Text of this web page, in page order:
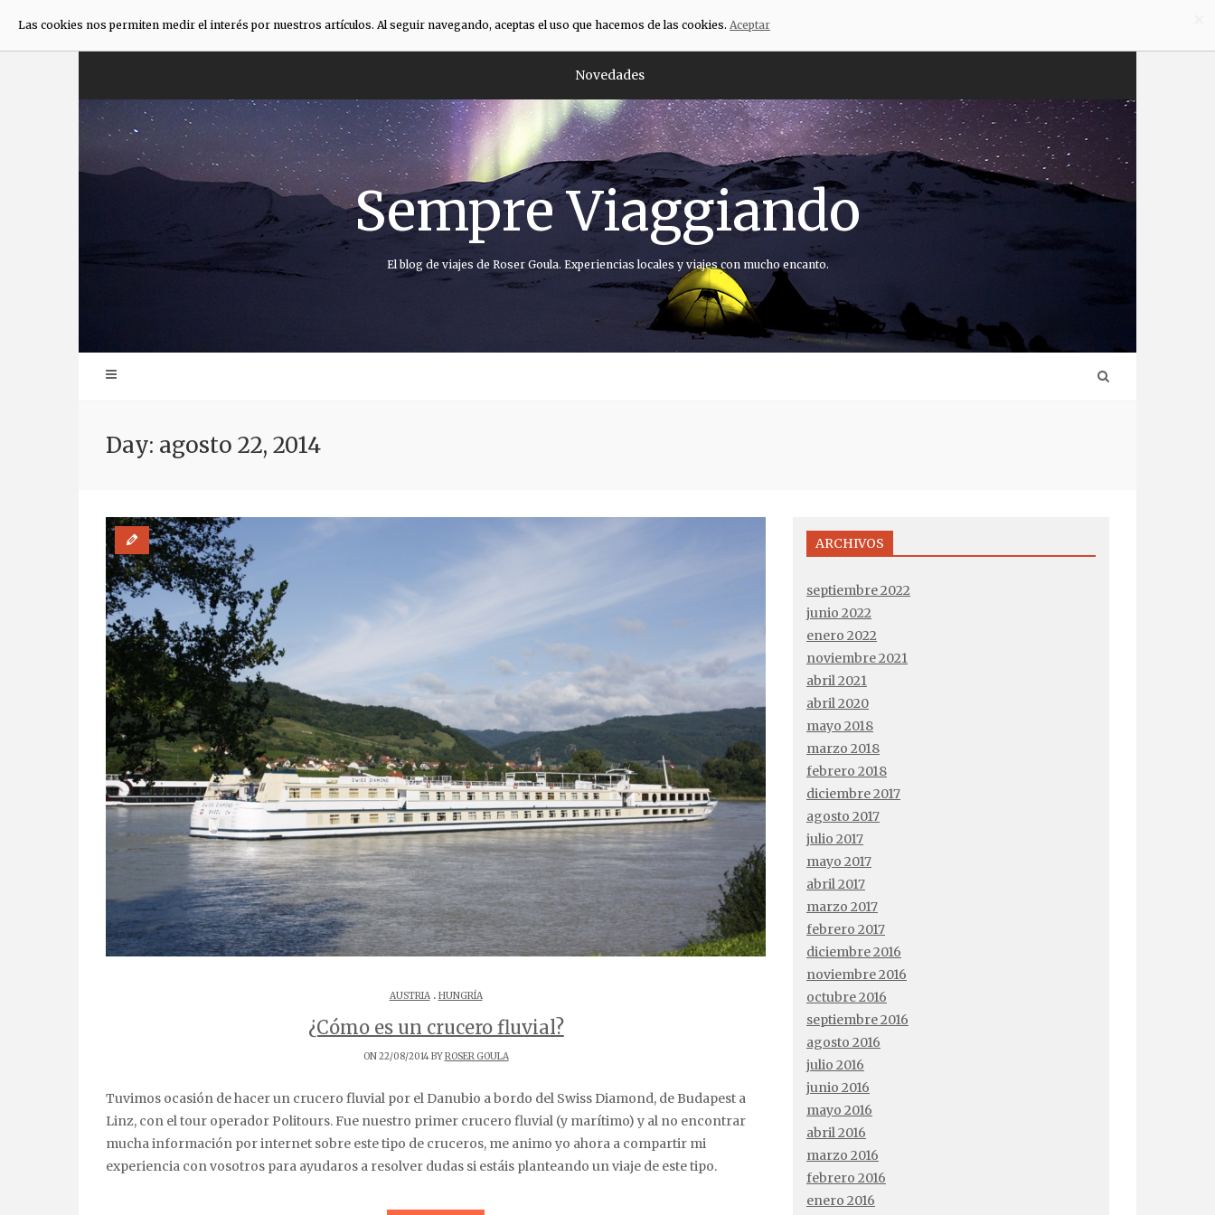
Novedades
Sempre Viaggiando
El blog de viajes de Roser Goula. Experiencias locales y viajes con mucho encanto.
Day: agosto 22, 2014
AUSTRIA. HUNGRÍA
¿Cómo es un crucero fluvial?
ON 22/08/2014 BYROSER GOULA
Tuvimos ocasión de hacer un crucero fluvial por el Danubio a bordo del Swiss Diamond, de Budapest a
Linz, con el tour operador Politours. Fue nuestro primer crucero fluvial (y marítimo) y al no encontrar
mucha información por internet sobre este tipo de cruceros, me animo yo ahora a compartir mi
experiencia con vosotros para ayudaros a resolver dudas si estáis planteando un viaje de este tipo.
ARCHIVOS
septiembre 2022
junio 2022
enero 2022
noviembre 2021
abril 2021
abril 2020
mayo 2018
marzo 2018
febrero 2018
diciembre 2017
agosto 2017
julio 2017
mayo 2017
abril 2017
marzo 2017
febrero 2017
diciembre 2016
noviembre 2016
octubre 2016
septiembre 2016
agosto 2016
julio 2016
junio 2016
mayo 2016
abril 2016
marzo 2016
febrero 2016
enero 2016
Las cookies nos permiten medir el interés por nuestros artículos. Al seguir navegando, aceptas el uso que hacemos de las cookies. Aceptar